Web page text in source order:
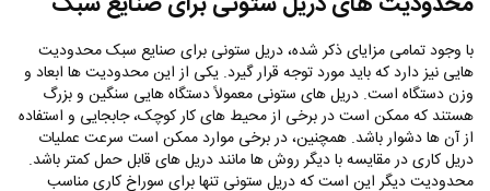
با وجود تمامی مزایای ذکر شده، دریل ستونی برای صنایع سبک محدودیت‌
هایی نیز دارد که باید مورد توجه قرار گیرد. یکی از این محدودیت‌ ها ابعاد و
وزن دستگاه است. دریل‌ های ستونی معمولاً دستگاه‌ هایی سنگین و بزرگ
هستند که ممکن است در برخی از محیط‌ های کار کوچک، جابجایی و استفاده
از آن‌ ها دشوار باشد. همچنین، در برخی موارد ممکن است سرعت عملیات
دریل‌ کاری در مقایسه با دیگر روش‌ ها مانند دریل‌ های قابل حمل کمتر باشد.
محدودیت دیگر این است که دریل ستونی تنها برای سوراخ کاری مناسب